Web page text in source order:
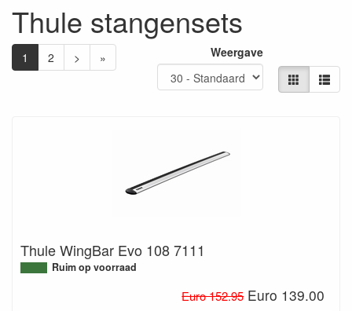
Thule stangensets
1 2 > » Weergave
Thule WingBar Evo 108 7111
Ruim op voorraad
Euro 152.95 Euro 139.00